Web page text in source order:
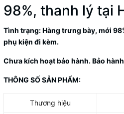
98%, thanh lý tại
Tình trạng: Hàng trưng bày, mới
phụ kiện đi kèm.
Chưa kích hoạt bảo hành. Bảo
THÔNG SỐ SẢN PHẨM:
Thương hiệu